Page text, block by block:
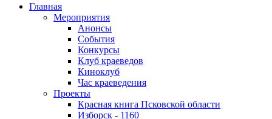
Главная
Мероприятия
Анонсы
События
Конкурсы
Клуб краеведов
Киноклуб
Час краеведения
Проекты
Красная книга Псковской области
Изборск - 1160